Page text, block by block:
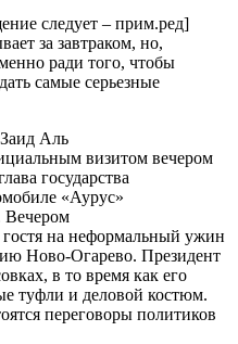
следует – прим.ред]
за завтраком, но,
ради того, чтобы
самые серьезные
Аль
визитом вечером
государства
«Аурус»
Вечером
на неформальный ужин
Ново-Огарево. Президент
в то время как его
туфли и деловой костюм.
переговоры политиков